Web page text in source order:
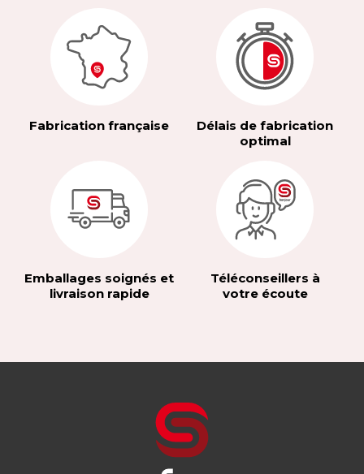
Fabrication française
Délais de fabrication
optimal
Emballages soignés et
livraison rapide
Téléconseillers à
votre écoute